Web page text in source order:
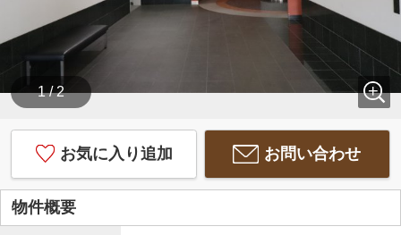
1 / 2
お気に入り追加 お問い合わせ
物件概要